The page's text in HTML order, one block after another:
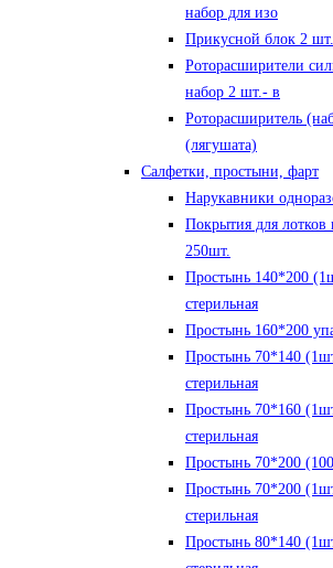
набор для изо
Прикусной блок 2
Роторасширители
набор 2 шт.- в
Роторасширитель
(лягушата)
Салфетки, простыни, фарт
Нарукавники
Покрытия для
250шт.
Простынь 140*200
стерильная
Простынь 160*200
Простынь 70*140
стерильная
Простынь 70*160
стерильная
Простынь 70*200
Простынь 70*200
стерильная
Простынь 80*140